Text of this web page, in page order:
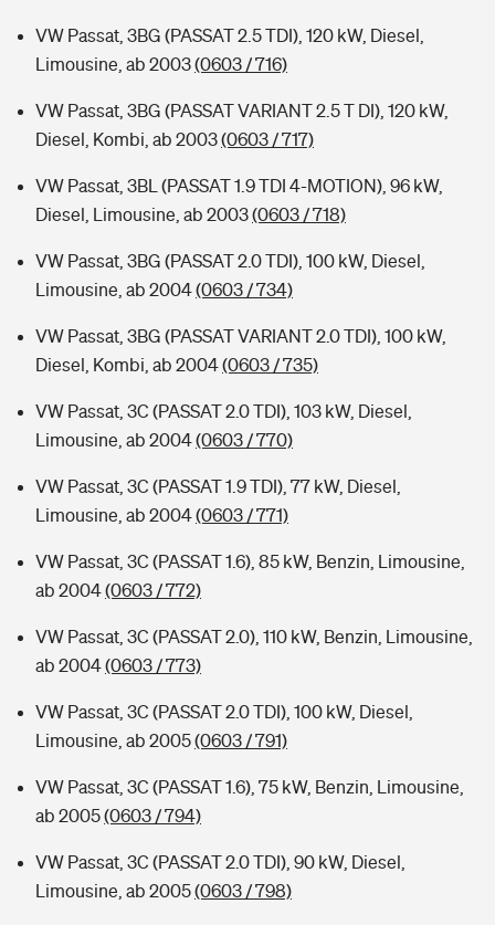
VW Passat, 3BG (PASSAT 2.5 TDI), 120 kW, Diesel,
Limousine, ab 2003(0603 / 716)
VW Passat, 3BG (PASSAT VARIANT 2.5 T DI), 120 kW,
Diesel, Kombi, ab 2003(0603 / 717)
VW Passat, 3BL (PASSAT 1.9 TDI 4-MOTION), 96 kW,
Diesel, Limousine, ab 2003(0603 / 718)
VW Passat, 3BG (PASSAT 2.0 TDI), 100 kW, Diesel,
Limousine, ab 2004(0603 / 734)
VW Passat, 3BG (PASSAT VARIANT 2.0 TDI), 100 kW,
Diesel, Kombi, ab 2004(0603 / 735)
VW Passat, 3C (PASSAT 2.0 TDI), 103 kW, Diesel,
Limousine, ab 2004(0603 / 770)
VW Passat, 3C (PASSAT 1.9 TDI), 77 kW, Diesel,
Limousine, ab 2004(0603 / 771)
VW Passat, 3C (PASSAT 1.6), 85 kW, Benzin, Limousine,
ab 2004(0603 / 772)
VW Passat, 3C (PASSAT 2.0), 110 kW, Benzin, Limousine,
ab 2004(0603 / 773)
VW Passat, 3C (PASSAT 2.0 TDI), 100 kW, Diesel,
Limousine, ab 2005(0603 / 791)
VW Passat, 3C (PASSAT 1.6), 75 kW, Benzin, Limousine,
ab 2005(0603 / 794)
VW Passat, 3C (PASSAT 2.0 TDI), 90 kW, Diesel,
Limousine, ab 2005(0603 / 798)